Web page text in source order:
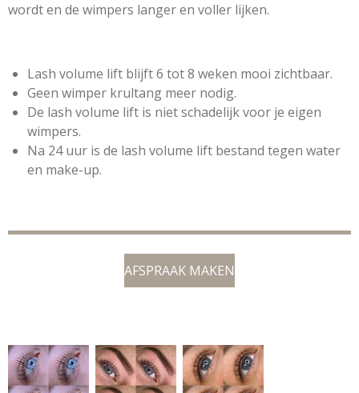
wordt en de wimpers langer en voller lijken.
Lash volume lift blijft 6 tot 8 weken mooi zichtbaar.
Geen wimper krultang meer nodig.
De lash volume lift is niet schadelijk voor je eigen
wimpers.
Na 24 uur is de lash volume lift bestand tegen water
en make-up.
AFSPRAAK MAKEN